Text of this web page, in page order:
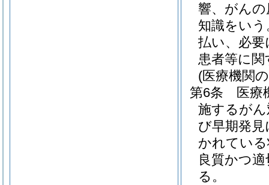
響、がん
知識をい
払い、必
患者等に
(医療機関
第6条
医療
施するが
び早期発
かれてい
良質かつ
る。